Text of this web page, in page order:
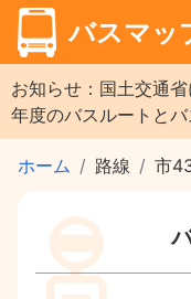
バスマッ
お知らせ：国土交通
年度のバスルートと
ホーム 路線 市